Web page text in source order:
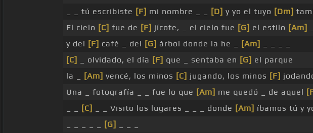
_ _ tú escribiste [F] mi nombre _ _ [D] y yo el tuyo [Dm]
El cielo [C] fue de [F] jícote, _ el cielo fue [G] el estilo [Am]
y del [F] café _ del [G] árbol donde la he _ [Am]
[C]
_ olvidado, el día [F] que _ sentaba en [G] el parque
la _
[Am] vencé, los minos [C] jugando, los minos [F]
Una _ fotografía _ _ fue lo que [Am] me quedó _ de aquel
[C] _ _ Visito los lugares _ _ _ donde [Am] íbamos tú y
[G]